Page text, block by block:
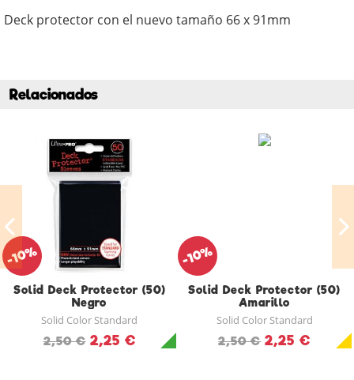
Deck protector con el nuevo tamaño 66 x 91mm
Relacionados
Solid Deck Protector (50)
Negro
Solid Color Standard
2,50 € 2,25 €
-10%
Solid Deck Protector (50)
Amarillo
Solid Color Standard
2,50 € 2,25 €
-10%